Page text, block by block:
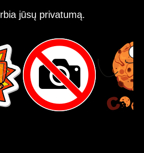
jūsų privatumą.